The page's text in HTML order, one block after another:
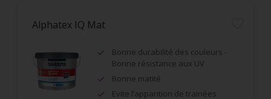
Alphatex IQ Mat
Bonne durabilité des couleurs -
Bonne résistance aux UV
Bonne matité
Evite l’apparition de trainées